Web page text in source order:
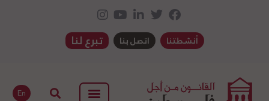
أنشطتنا اتصل بنا تبرع لنا
En